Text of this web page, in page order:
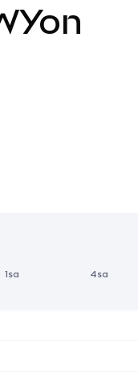
1sa 4sa